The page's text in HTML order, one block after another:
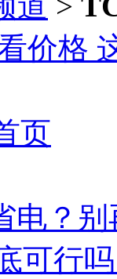
价格
页
电？
可行